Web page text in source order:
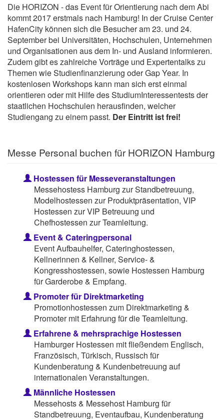
Die HORIZON - das Event für Orientierung nach dem Abi
kommt 2017 erstmals nach Hamburg! In der Cruise Center
HafenCity können sich die Besucher am 23. und 24.
September bei Universitäten, Hochschulen, Unternehmen
und Organisationen aus dem In- und Ausland informieren.
Zudem gibt es zahlreiche Vorträge und Expertentalks zu
Themen wie Studienfinanzierung oder Gap Year. In
kostenlosen Workshops kann man sich erst einmal
orientieren oder mit Hilfe des StudiumInteressentests der
staatlichen Hochschulen herausfinden, welcher
Studiengang zu einem passt. Der Eintritt ist frei!
Messe Personal buchen für HORIZON Hamburg
Hostessen für Messeveranstaltungen
Messehostess Hamburg zur Standbetreuung,
Modelhostessen zur Produktpräsentation, VIP
Hostessen zur VIP Betreuung und
Chefhostessen zur Teamleitung.
Event & Cateringpersonal
Event Aufbauhelfer, Cateringhostessen,
Kellnerinnen & Kellner, Service- &
Kongresshostessen, sowie Hostessen Hamburg
für Garderobe & Empfang.
Promoter für Direktmarketing
Promotionhostessen zum Direktmarketing &
Promoter mit Erfahrung für die Teamleitung.
Erfahrene & mehrsprachige Hostessen
Hamburger Hostessen mit fließendem Englisch,
Französisch, Türkisch, Russisch für
Kundenberatung & Kundenbetreuung auf
internationalen Veranstaltungen.
Männliche Hostessen
Messehosts & Messehost Hamburg für
Standbetreuung, Eventaufbau, Kundenberatung